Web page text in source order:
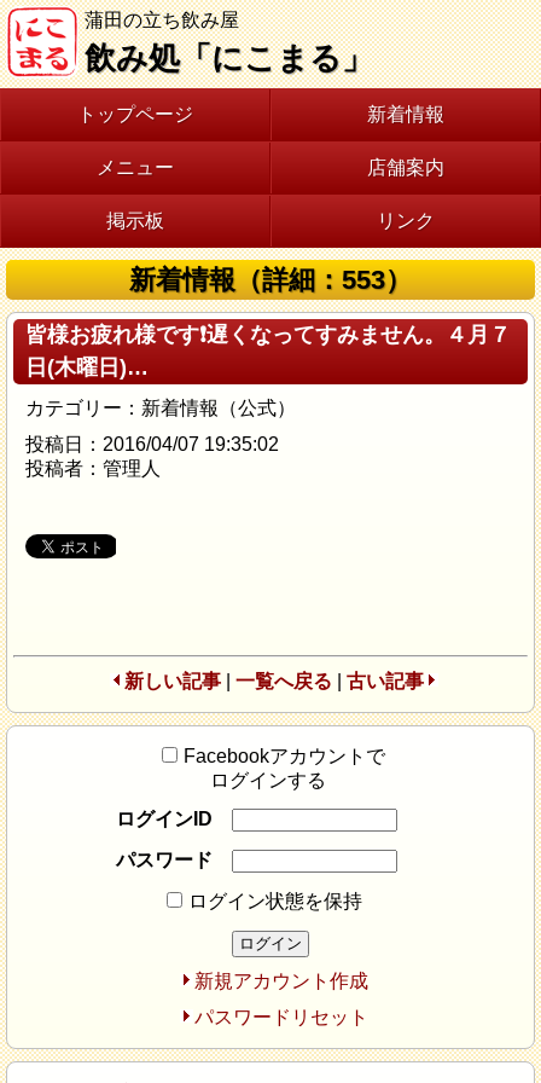
蒲田の立ち飲み屋
飲み処「にこまる」
トップページ 新着情報
メニュー 店舗案内
掲示板 リンク
新着情報（詳細：553）
皆様お疲れ様です❗遅くなってすみません。４月７
日(木曜日)…
カテゴリー：新着情報（公式）
投稿日：2016/04/07 19:35:02
投稿者：管理人
新しい記事| 一覧へ戻る 古い記事
Facebookアカウントで
ログインする
ログインID
パスワード
ログイン状態を保持
新規アカウント作成
パスワードリセット